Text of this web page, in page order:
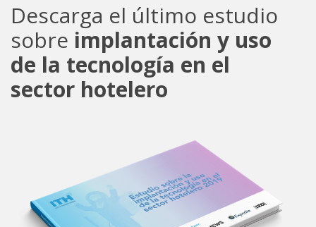
Descarga el último estudio
sobre implantación y uso
de la tecnología en el
sector hotelero